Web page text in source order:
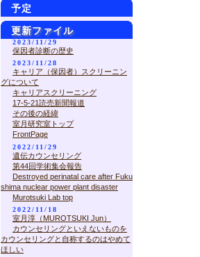
予定
更新ファイル
2023/11/29
保因者診断の歴史
2023/11/28
キャリア（保因者）スクリーニン
グについて
キャリアスクリーニング
17-5-21読売新聞報道
その後の経緯
室月研究室トップ
FrontPage
2022/11/29
遺伝カウンセリング
第44回学術集会報告
Destroyed perinatal care after Fuku
shima nuclear power plant disaster
Murotsuki Lab top
2022/11/18
室月淳（MUROTSUKI Jun）
カウンセリングといえないものを
カウンセリングと自称するのはやめて
ほしい